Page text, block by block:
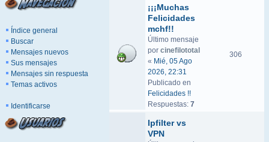
Índice general
Buscar
Mensajes nuevos
Sus mensajes
Mensajes sin respuesta
Temas activos
Identificarse
¡¡¡Muchas
Felicidades
mchf!!
Último mensaje
por cinefilototal
« Mié, 05 Ago
2026, 22:31
Publicado en
Felicidades !!
Respuestas: 7
306
Ipfilter vs
VPN